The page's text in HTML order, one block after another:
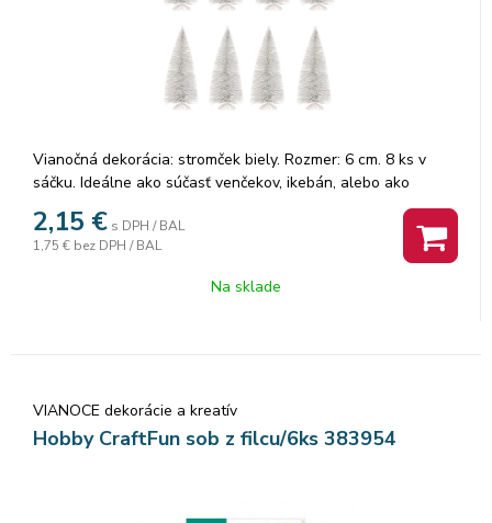
Vianočná dekorácia: stromček biely. Rozmer: 6 cm. 8 ks v
sáčku. Ideálne ako súčasť venčekov, ikebán, alebo ako
samostatne stojaca ozdoba. Použiť ich môžete aj napríklad
na svoje vlastné handmade výrobky.
2,15 € s DPH / BAL
1,75 € bez DPH / BAL
Na sklade
VIANOCE dekorácie a kreatív
Hobby CraftFun sob z filcu/6ks 383954